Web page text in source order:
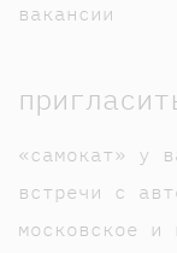
вакансии
«самокат» у
встречи с
московское и